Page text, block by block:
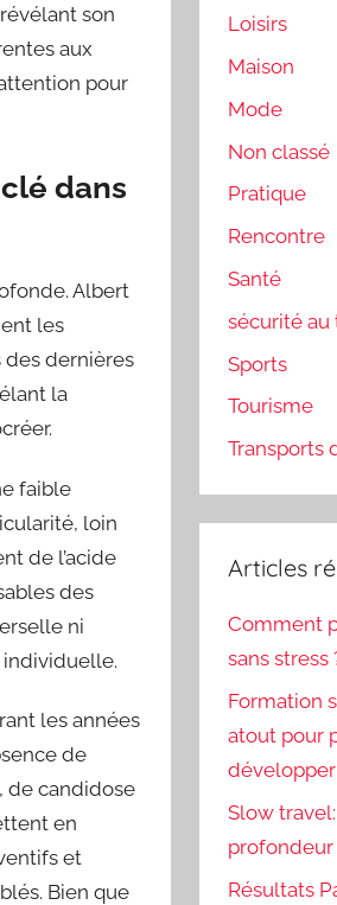
son
aux
pour
dans
Albert
les
des dernières
la
faible
loin
de l’acide
des
ni
individuelle.
les années
de
de candidose
en
et
Bien que
Loisirs
Maison
Mode
Non classé
Pratique
Rencontre
Santé
sécurité au
Sports
Tourisme
Transports
Articles
Comment
sans stress
Formation
atout pour
Slow
profondeur
Résultats